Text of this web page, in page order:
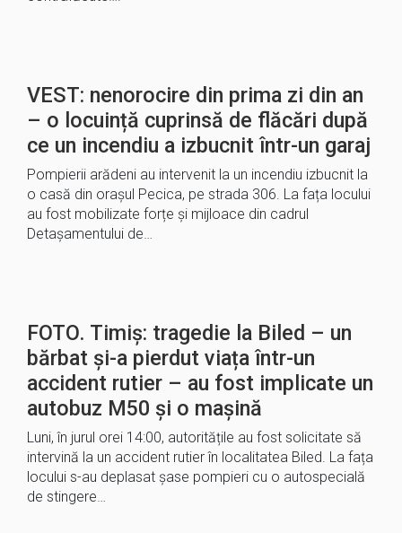
VEST: nenorocire din prima zi din an
– o locuință cuprinsă de flăcări după
ce un incendiu a izbucnit într-un garaj
Pompierii arădeni au intervenit la un incendiu izbucnit la
o casă din orașul Pecica, pe strada 306. La fața locului
au fost mobilizate forțe și mijloace din cadrul
Detașamentului de…
FOTO. Timiș: tragedie la Biled – un
bărbat și-a pierdut viața într-un
accident rutier – au fost implicate un
autobuz M50 și o mașină
Luni, în jurul orei 14:00, autoritățile au fost solicitate să
intervină la un accident rutier în localitatea Biled. La fața
locului s-au deplasat șase pompieri cu o autospecială
de stingere…